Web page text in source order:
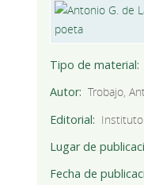
Tipo de material
Autor
Trobajo,
Editorial
Lugar de
Fecha de